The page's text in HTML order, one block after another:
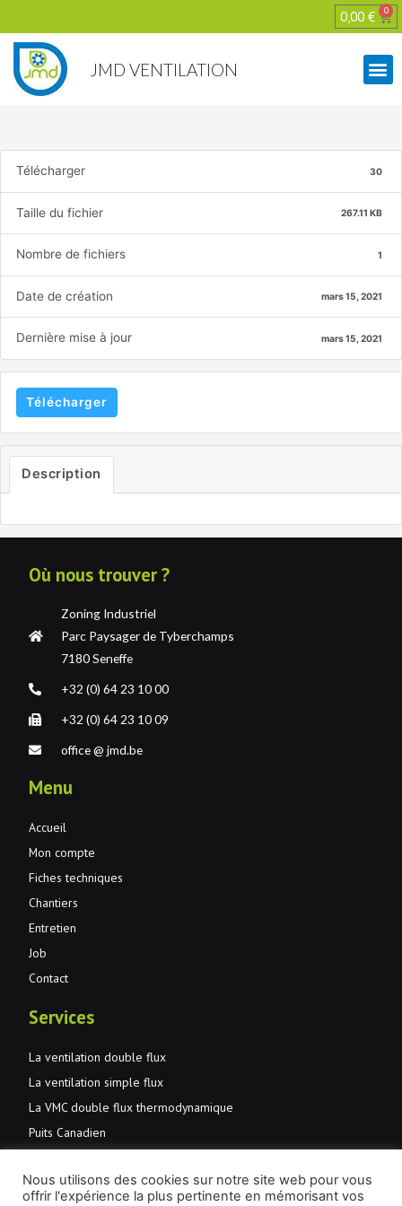
0,00 € 0
JMD VENTILATION
Télécharger 30
Taille du fichier 267.11 KB
Nombre de fichiers 1
Date de création mars 15, 2021
Dernière mise à jour mars 15, 2021
Télécharger
Description
Où nous trouver ?
Zoning Industriel
Parc Paysager de Tyberchamps
7180 Seneffe
+32 (0) 64 23 10 00
+32 (0) 64 23 10 09
office @ jmd.be
Menu
Accueil
Mon compte
Fiches techniques
Chantiers
Entretien
Job
Contact
Services
La ventilation double flux
La ventilation simple flux
La VMC double flux thermodynamique
Puits Canadien
JMD Aération et santé
Nous utilisons des cookies sur notre site web pour vous
offrir l'expérience la plus pertinente en mémorisant vos